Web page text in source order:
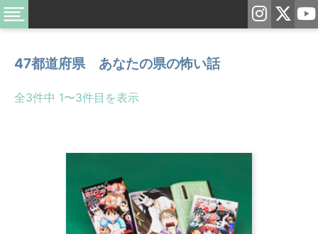
47都道府県 あなたの県の怖い話
全3件中 1〜3件目を表示